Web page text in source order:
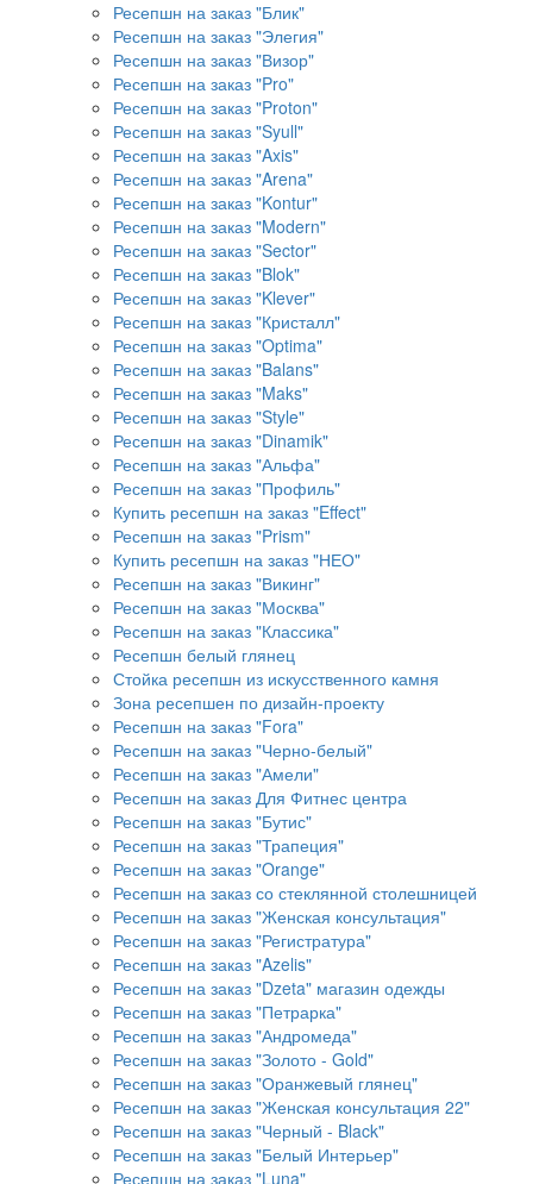
Ресепшн на заказ "Блик"
Ресепшн на заказ "Элегия"
Ресепшн на заказ "Визор"
Ресепшн на заказ "Pro"
Ресепшн на заказ "Proton"
Ресепшн на заказ "Syull"
Ресепшн на заказ "Axis"
Ресепшн на заказ "Arena"
Ресепшн на заказ "Kontur"
Ресепшн на заказ "Modern"
Ресепшн на заказ "Sector"
Ресепшн на заказ "Blok"
Ресепшн на заказ "Klever"
Ресепшн на заказ "Кристалл"
Ресепшн на заказ "Optima"
Ресепшн на заказ "Balans"
Ресепшн на заказ "Maks"
Ресепшн на заказ "Style"
Ресепшн на заказ "Dinamik"
Ресепшн на заказ "Альфа"
Ресепшн на заказ "Профиль"
Купить ресепшн на заказ "Effect"
Ресепшн на заказ "Prism"
Купить ресепшн на заказ "НЕО"
Ресепшн на заказ "Викинг"
Ресепшн на заказ "Москва"
Ресепшн на заказ "Классика"
Ресепшн белый глянец
Стойка ресепшн из искусственного камня
Зона ресепшен по дизайн-проекту
Ресепшн на заказ "Fora"
Ресепшн на заказ "Черно-белый"
Ресепшн на заказ "Амели"
Ресепшн на заказ Для Фитнес центра
Ресепшн на заказ "Бутис"
Ресепшн на заказ "Трапеция"
Ресепшн на заказ "Orange"
Ресепшн на заказ со стеклянной столешницей
Ресепшн на заказ "Женская консультация"
Ресепшн на заказ "Регистратура"
Ресепшн на заказ "Azelis"
Ресепшн на заказ "Dzeta" магазин одежды
Ресепшн на заказ "Петрарка"
Ресепшн на заказ "Андромеда"
Ресепшн на заказ "Золото - Gold"
Ресепшн на заказ "Оранжевый глянец"
Ресепшн на заказ "Женская консультация 22"
Ресепшн на заказ "Черный - Black"
Ресепшн на заказ "Белый Интерьер"
Ресепшн на заказ "Luna"